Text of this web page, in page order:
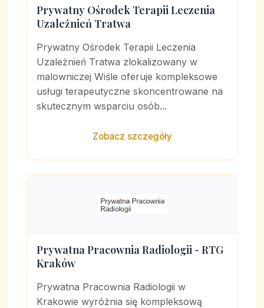
Prywatny Ośrodek Terapii Leczenia
Uzależnień Tratwa
Prywatny Ośrodek Terapii Leczenia
Uzależnień Tratwa zlokalizowany w
malowniczej Wiśle oferuje kompleksowe
usługi terapeutyczne skoncentrowane na
skutecznym wsparciu osób...
Zobacz szczegóły
Prywatna Pracownia Radiologii - RTG
Kraków
Prywatna Pracownia Radiologii w
Krakowie wyróżnia się kompleksową